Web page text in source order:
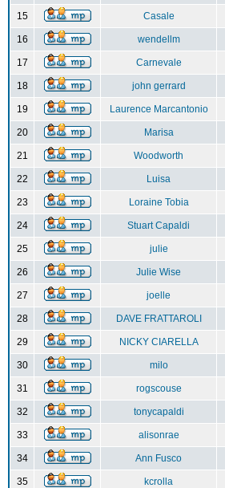
15 Casale
16 wendellm
17 Carnevale
18 john gerrard
19 Laurence Marcantonio
20 Marisa
21 Woodworth
22 Luisa
23 Loraine Tobia
24 Stuart Capaldi
25 julie
26 Julie Wise
27 joelle
28 DAVE FRATTAROLI
29 NICKY CIARELLA
30 milo
31 rogscouse
32 tonycapaldi
33 alisonrae
34 Ann Fusco
35 kcrolla